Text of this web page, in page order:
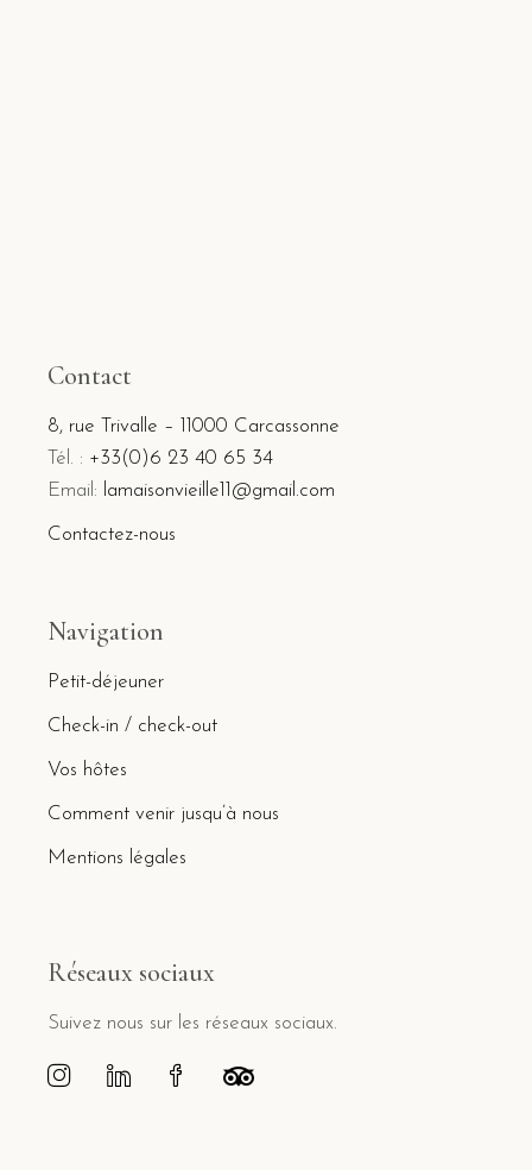
Contact
8, rue Trivalle – 11000 Carcassonne
Tél. : +33(0)6 23 40 65 34
Email: lamaisonvieille11@gmail.com
Contactez-nous
Navigation
Petit-déjeuner
Check-in / check-out
Vos hôtes
Comment venir jusqu’à nous
Mentions légales
Réseaux sociaux
Suivez nous sur les réseaux sociaux.